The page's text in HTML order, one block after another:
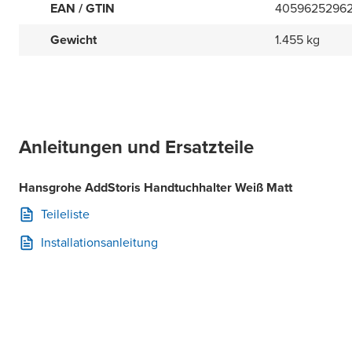
EAN / GTIN
Gewicht
1.455 kg
Anleitungen und Ersatzteile
Hansgrohe AddStoris Handtuchhalter Weiß Matt
Teileliste
Installationsanleitung